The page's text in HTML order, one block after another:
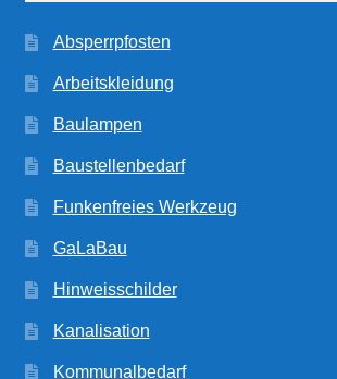
Absperrpfosten
Arbeitskleidung
Baulampen
Baustellenbedarf
Funkenfreies Werkzeug
GaLaBau
Hinweisschilder
Kanalisation
Kommunalbedarf